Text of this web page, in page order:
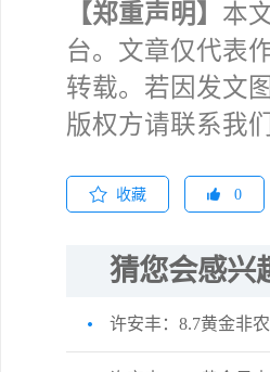
【郑重声明】 本
台。文章仅代表
转载。若因发文
版权方请联系我
收藏 0
猜您会感兴
许安丰：8.7黄金非